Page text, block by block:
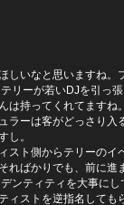
しいなと思いますね。
リーが若いDJを引っ
は持ってくれてますね
ラーは客がどっさり入
し。
スト側からテリーのイ
ればかりでも、前に進
ンティティを大事にし
ィストを逆指名しても